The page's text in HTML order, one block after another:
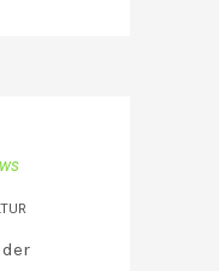
der